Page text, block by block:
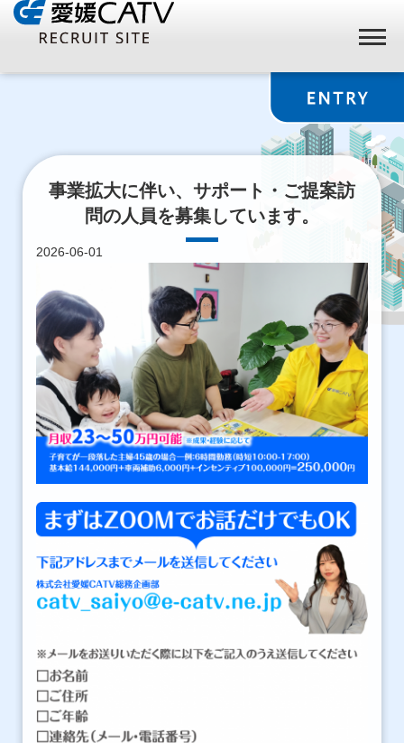
事業拡大に伴い、サポート・ご提案訪
問の人員を募集しています。
2026-06-01